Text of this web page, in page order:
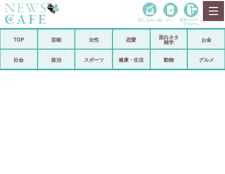
政治
当たる占い師 占い 登録• ログイン
マイルーム
TOP 芸能 女性 恋愛
面白ネタ
雑学
お金
社会 政治 スポーツ 健康・生活 動物 グルメ